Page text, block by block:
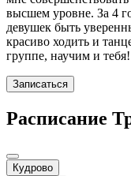
высшем уровне. За 4
девушек быть
красиво ходить и
группе, научим и тебя!
Записаться
Расписание
Кудрово